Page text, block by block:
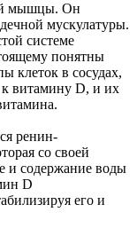
мышцы. Он
мускулатуры.
системе
понятны
клеток в сосудах,
к витамину D, и их
ренин-
со своей
и содержание воды
D
его и